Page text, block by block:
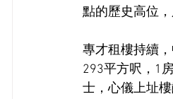
點的歷史高位，
專才租樓持續
293平方呎，1
士，心儀上址